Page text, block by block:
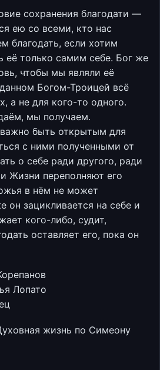
сохранения благодати —
ею со всеми, кто нас
благодать, если хотим
её только самим себе. Бог же
чтобы мы являли её
Богом-Троицей всё
а не для кого-то одного.
мы получаем.
быть открытым для
с ними полученными от
о себе ради другого, ради
Жизни переполняют его
в нём не может
он зацикливается на себе и
кого-либо, судит,
оставляет его, пока он
Лопато
жизнь по Симеону